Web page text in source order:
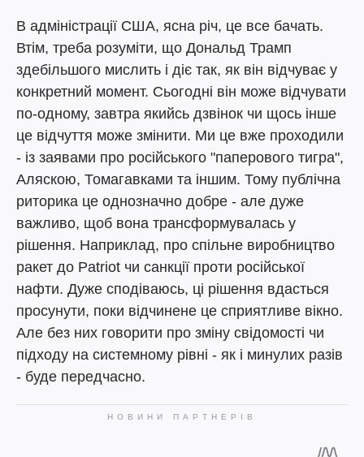
В адміністрації США, ясна річ, це все бачать.
Втім, треба розуміти, що Дональд Трамп
здебільшого мислить і діє так, як він відчуває у
конкретний момент. Сьогодні він може відчувати
по-одному, завтра якийсь дзвінок чи щось інше
це відчуття може змінити. Ми це вже проходили
- із заявами про російського "паперового тигра",
Аляскою, Томагавками та іншим. Тому публічна
риторика це однозначно добре - але дуже
важливо, щоб вона трансформувалась у
рішення. Наприклад, про спільне виробництво
ракет до Patriot чи санкції проти російської
нафти. Дуже сподіваюсь, ці рішення вдасться
просунути, поки відчинене це сприятливе вікно.
Але без них говорити про зміну свідомості чи
підходу на системному рівні - як і минулих разів
- буде передчасно.